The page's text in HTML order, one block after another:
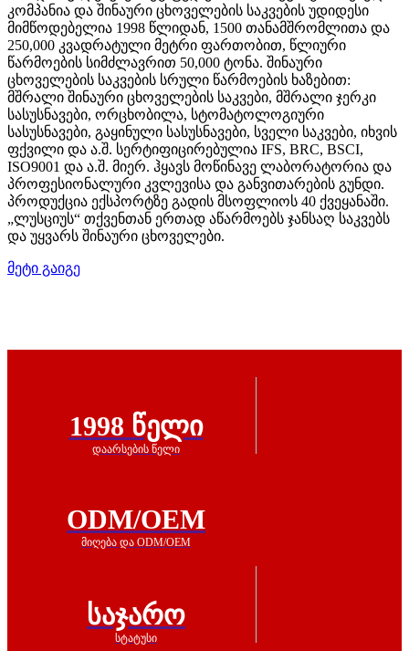
კომპანია და შინაური ცხოველების საკვების უდიდესი
მიმწოდებელია 1998 წლიდან, 1500 თანამშრომლითა და
250,000 კვადრატული მეტრი ფართობით, წლიური
წარმოების სიმძლავრით 50,000 ტონა. შინაური
ცხოველების საკვების სრული წარმოების ხაზებით:
მშრალი შინაური ცხოველების საკვები, მშრალი ჯერკი
სასუსნავები, ორცხობილა, სტომატოლოგიური
სასუსნავები, გაყინული სასუსნავები, სველი საკვები, იხვის
ფქვილი და ა.შ. სერტიფიცირებულია IFS, BRC, BSCI,
ISO9001 და ა.შ. მიერ. ჰყავს მოწინავე ლაბორატორია და
პროფესიონალური კვლევისა და განვითარების გუნდი.
პროდუქცია ექსპორტზე გადის მსოფლიოს 40 ქვეყანაში.
„ლუსციუს“ თქვენთან ერთად აწარმოებს ჯანსაღ საკვებს
და უყვარს შინაური ცხოველები.
მეტი გაიგე
1998 წელი
დაარსების წელი
ODM/OEM
მიღება და ODM/OEM
საჯარო
სტატუსი